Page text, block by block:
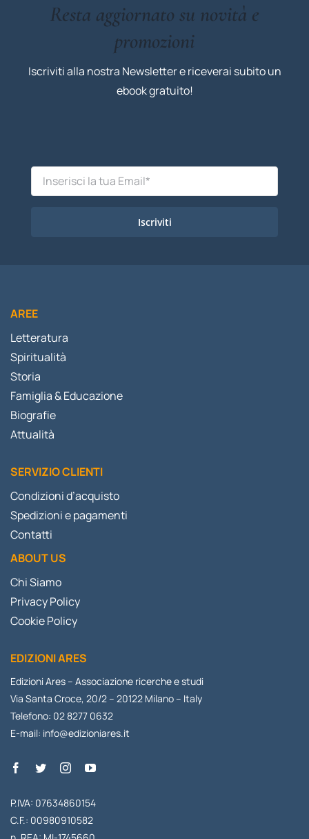
Resta aggiornato su novità e
promozioni
Iscriviti alla nostra Newsletter e riceverai subito un
ebook gratuito!
Iscriviti
AREE
Letteratura
Spiritualità
Storia
Famiglia & Educazione
Biografie
Attualità
SERVIZIO CLIENTI
Condizioni d’acquisto
Spedizioni e pagamenti
Contatti
ABOUT US
Chi Siamo
Privacy Policy
Cookie Policy
EDIZIONI ARES
Edizioni Ares – Associazione ricerche e studi
Via Santa Croce, 20/2 – 20122 Milano – Italy
Telefono: 02 8277 0632
E-mail: info@edizioniares.it
P.IVA: 07634860154
C.F.: 00980910582